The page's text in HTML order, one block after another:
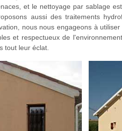
et le nettoyage par sablage
aussi des traitements
nous nous engageons à
et respectueux de
tout leur éclat.